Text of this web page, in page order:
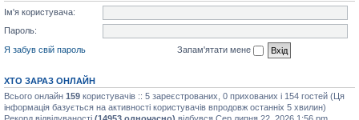
Ім'я користувача:
Пароль:
Я забув свій пароль
Запам'ятати мене
ХТО ЗАРАЗ ОНЛАЙН
Всього онлайн 159 користувачів :: 5 зареєстрованих, 0 прихованих і 154 гостей (Ця
інформація базується на активності користувачів впродовж останніх 5 хвилин)
Рекорд відвідуваності (14953 одночасно) відбувся Сер липня 22, 2026 1:56 pm